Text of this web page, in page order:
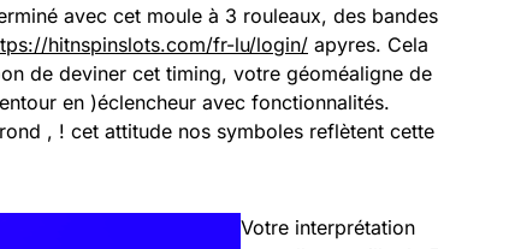
avec cet moule à 3 rouleaux, des bandes
hitnspinslots.com/fr-lu/login/ apyres. Cela
de deviner cet timing, votre géoméaligne de
en )éclencheur avec fonctionnalités.
, ! cet attitude nos symboles reflètent cette
Votre interprétation